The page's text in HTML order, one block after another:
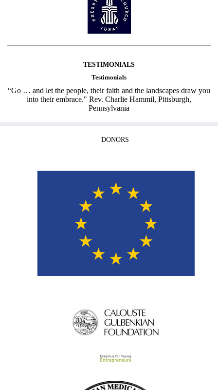
TESTIMONIALS
Testimonials
“Go … and let the people, their faith and the landscapes draw you
into their embrace." Rev. Charlie Hammil, Pittsburgh,
Pennsylvania
DONORS